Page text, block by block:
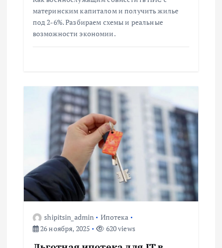
материнским капиталом и получить жилье
под 2-6%. Разбираем схемы и реальные
возможности экономии.
shipitsin_admin
Ипотека
26 ноября, 2025
620 views